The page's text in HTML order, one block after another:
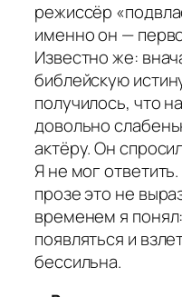
режиссёр
именно он —
Известно же:
библейскую
получилось, что
довольно
актёру. Он
Я не мог
прозе это не
временем я
появляться и
бессильна.